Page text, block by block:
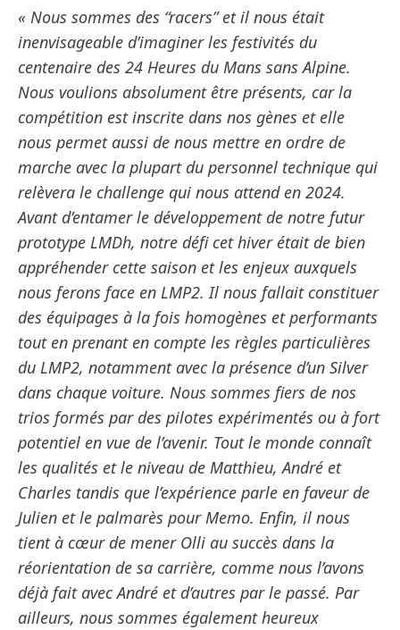
« Nous sommes des “racers” et il nous était
inenvisageable d’imaginer les festivités du
centenaire des 24 Heures du Mans sans Alpine.
Nous voulions absolument être présents, car la
compétition est inscrite dans nos gènes et elle
nous permet aussi de nous mettre en ordre de
marche avec la plupart du personnel technique qui
relèvera le challenge qui nous attend en 2024.
Avant d’entamer le développement de notre futur
prototype LMDh, notre défi cet hiver était de bien
appréhender cette saison et les enjeux auxquels
nous ferons face en LMP2. Il nous fallait constituer
des équipages à la fois homogènes et performants
tout en prenant en compte les règles particulières
du LMP2, notamment avec la présence d’un Silver
dans chaque voiture. Nous sommes fiers de nos
trios formés par des pilotes expérimentés ou à fort
potentiel en vue de l’avenir. Tout le monde connaît
les qualités et le niveau de Matthieu, André et
Charles tandis que l’expérience parle en faveur de
Julien et le palmarès pour Memo. Enfin, il nous
tient à cœur de mener Olli au succès dans la
réorientation de sa carrière, comme nous l’avons
déjà fait avec André et d’autres par le passé. Par
ailleurs, nous sommes également heureux